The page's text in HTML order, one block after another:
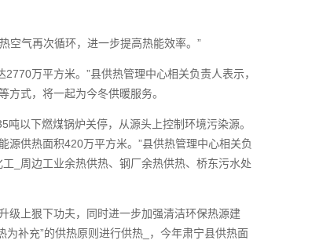
空气再次循环，进一步提高热能效率。”
万平方米。”县供热管理中心相关负责人表示，
式，将一起为今冬供暖服务。
以下燃煤锅炉关停，从源头上控制环境污染源。
供热面积420万平方米。”县供热管理中心相关负
_周边工业余热供热、钢厂余热供热、桥东污水处
级上狠下功夫，同时进一步加强清洁环保热源建
补充”的供热原则进行供热_，今年肃宁县供热面